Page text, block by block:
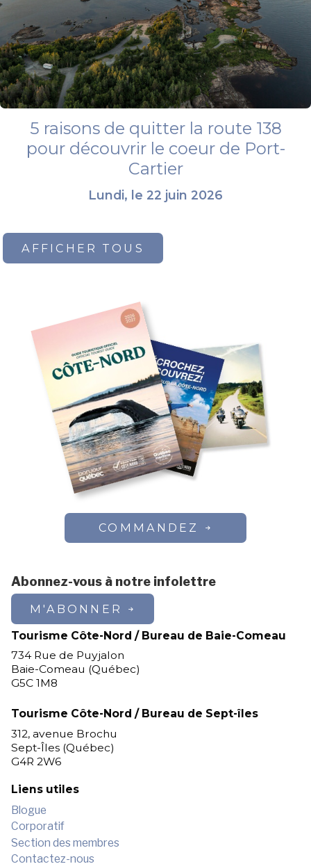
5 raisons de quitter la route 138
pour découvrir le coeur de Port-
Cartier
Lundi, le 22 juin 2026
AFFICHER TOUS
COMMANDEZ
Abonnez-vous à notre infolettre
M'ABONNER
Tourisme Côte-Nord / Bureau de Baie-Comeau
734 Rue de Puyjalon
Baie-Comeau (Québec)
G5C 1M8
Tourisme Côte-Nord / Bureau de Sept-îles
312, avenue Brochu
Sept-Îles (Québec)
G4R 2W6
Liens utiles
Blogue
Corporatif
Section des membres
Contactez-nous